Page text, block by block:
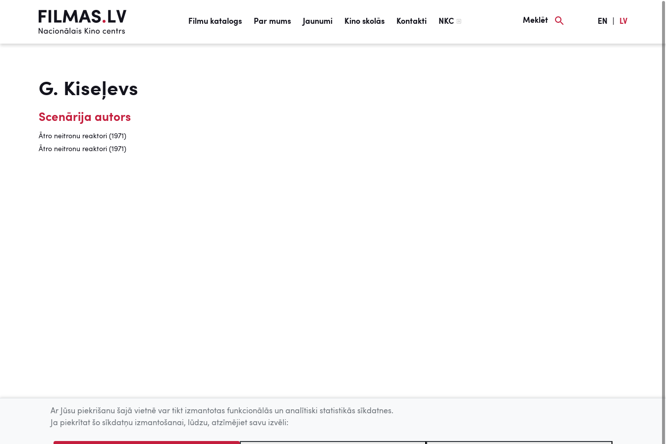
Filmu katalogs Par mums Jaunumi Kino skolās Kontakti NKC Meklēt EN LV
G. Kiseļevs
Scenārija autors
Ātro neitronu reaktori (1971)
Ātro neitronu reaktori (1971)
Ar Jūsu piekrišanu šajā vietnē var tikt izmantotas funkcionālās un analītiski statistikās sīkdatnes.
Ja piekrītat šo sīkdatņu izmantošanai, lūdzu, atzīmējiet savu izvēli: